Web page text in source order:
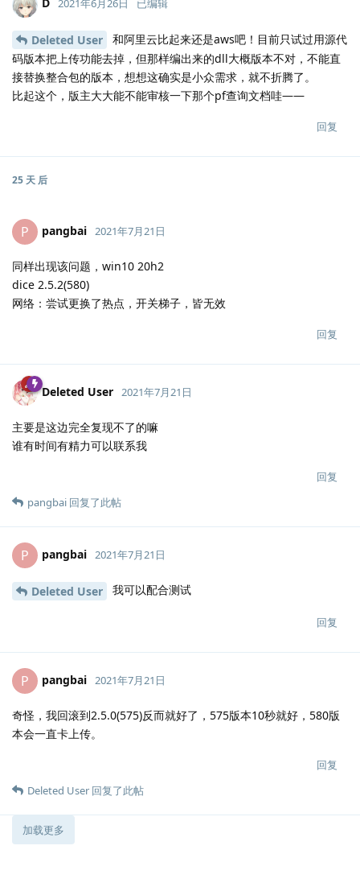
D 2021年6月26日 已编辑
Deleted User
和阿里云比起来还是aws吧！目前只试过用源代
码版本把上传功能去掉，但那样编出来的dll大概版本不对，不能直
接替换整合包的版本，想想这确实是小众需求，就不折腾了。
比起这个，版主大大能不能审核一下那个pf查询文档哇——
回复
25 天 后
P pangbai 2021年7月21日
同样出现该问题，win10 20h2
dice 2.5.2(580)
网络：尝试更换了热点，开关梯子，皆无效
回复
Deleted User 2021年7月21日
主要是这边完全复现不了的嘛
谁有时间有精力可以联系我
回复
pangbai 回复了此帖
P pangbai 2021年7月21日
Deleted User 我可以配合测试
回复
P pangbai 2021年7月21日
奇怪，我回滚到2.5.0(575)反而就好了，575版本10秒就好，580版
本会一直卡上传。
回复
Deleted User 回复了此帖
加载更多